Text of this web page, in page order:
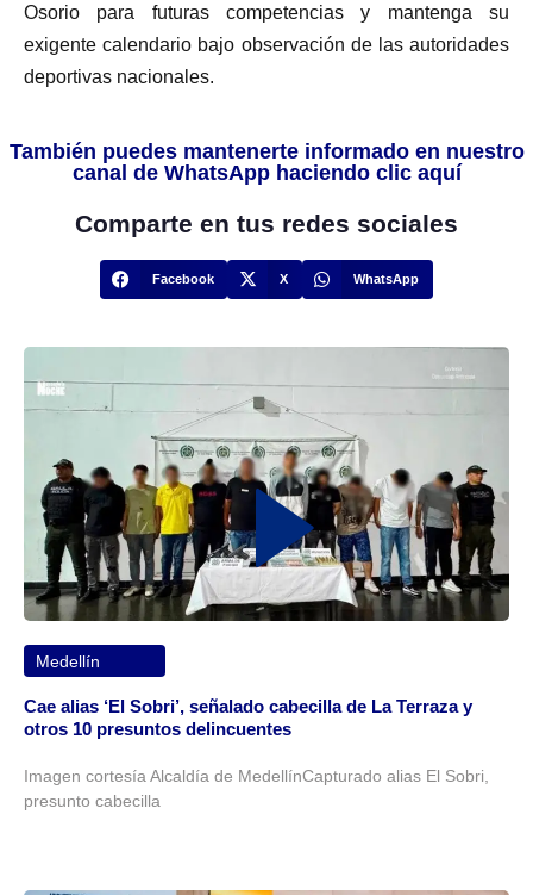
Osorio para futuras competencias y mantenga su
exigente calendario bajo observación de las autoridades
deportivas nacionales.
También puedes mantenerte informado en nuestro
canal de WhatsApp haciendo clic aquí
Comparte en tus redes sociales
Facebook X WhatsApp
Medellín
Cae alias ‘El Sobri’, señalado cabecilla de La Terraza y
otros 10 presuntos delincuentes
Imagen cortesía Alcaldía de MedellínCapturado alias El Sobri,
presunto cabecilla